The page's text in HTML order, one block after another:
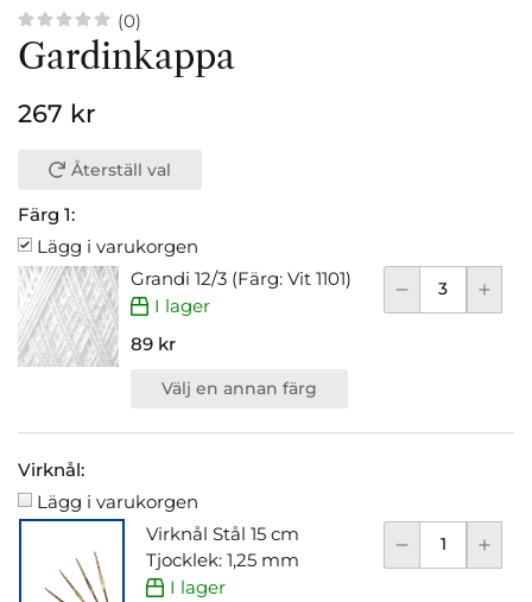
(0)
Gardinkappa
267 kr
Återställ val
Färg 1:
Lägg i varukorgen
Grandi 12/3 (Färg: Vit 1101)
I lager
89 kr
Välj en annan färg
Virknål:
Lägg i varukorgen
Virknål Stål 15 cm
Tjocklek: 1,25 mm
I lager